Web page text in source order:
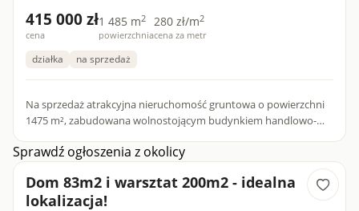
415 000 zł
cena
1 485 m2
powierzchnia
280 zł/m2
cena za metr
działka na sprzedaż
Na sprzedaż atrakcyjna nieruchomość gruntowa o powierzchni
1475 m², zabudowana wolnostojącym budynkiem handlowo-
Krzywej...
Sprawdź ogłoszenia z okolicy
Dom 83m2 i warsztat 200m2 - idealna
lokalizacja!